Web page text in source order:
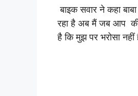
बाइक सवार ने कहा
रहा है अब मैं जब आप की
है कि मुझ पर भरोसा